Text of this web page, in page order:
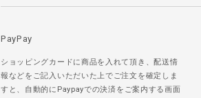
PayPay
ショッピングカードに商品を入れて頂き、配送情
報などをご記入いただいた上でご注文を確定しま
すと、自動的にPaypayでの決済をご案内する画面